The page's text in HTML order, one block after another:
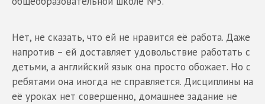
Нет, не сказать, что ей не нравится её работа. Даже
напротив – ей доставляет удовольствие работать с
детьми, а английский язык она просто обожает. Но с
ребятами она иногда не справляется. Дисциплины на
её уроках нет совершенно, домашнее задание не